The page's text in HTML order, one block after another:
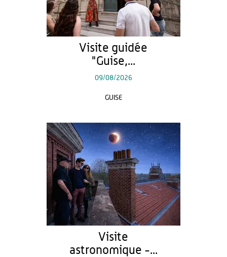
Visite guidée
"Guise,...
09/08/2026
GUISE
Visite
astronomique -...